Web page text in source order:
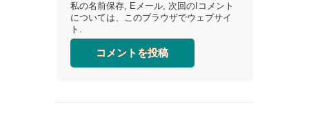
私の名前保存, Eメール, 次回のIコメント
については、このブラウザでウェブサイ
ト.